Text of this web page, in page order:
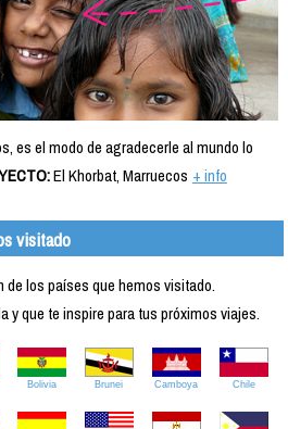
es el modo de agradecerle al mundo lo
El Khorbat, Marruecos + info
visitado
los países que hemos visitado.
y que te inspire para tus próximos viajes.
Bolivia Brunei Camboya Chile